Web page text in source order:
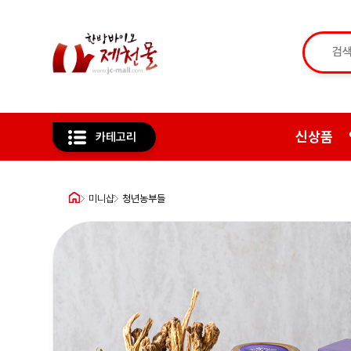
카테고리 신상품
미니샵 청년농부들